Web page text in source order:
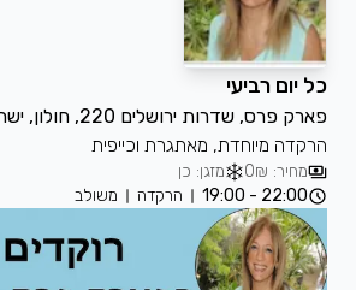
כל יום רביעי
פארק פרס, שדרות ירושלים 220, חולון, ישראל
הרקדה מיוחדת, מאתגרת וכייפית
מחיר: 0₪
מזגן: כן
22:00 - 19:00
הרקדה משולב